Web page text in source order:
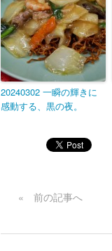
20240302 一瞬の輝きに
感動する、黒の夜。
« 前の記事へ